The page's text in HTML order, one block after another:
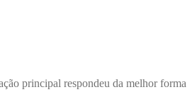
principal respondeu da melhor forma